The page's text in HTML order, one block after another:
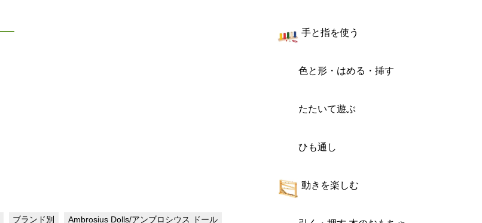
ブランド別 Ambrosius Dolls/アンブロシウス ドール
手と指を使う
色と形・はめる・挿す
たたいて遊ぶ
ひも通し
動きを楽しむ